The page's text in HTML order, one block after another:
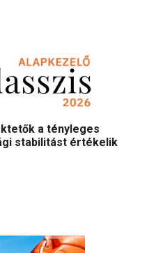
a tényleges
stabilitást értékelik